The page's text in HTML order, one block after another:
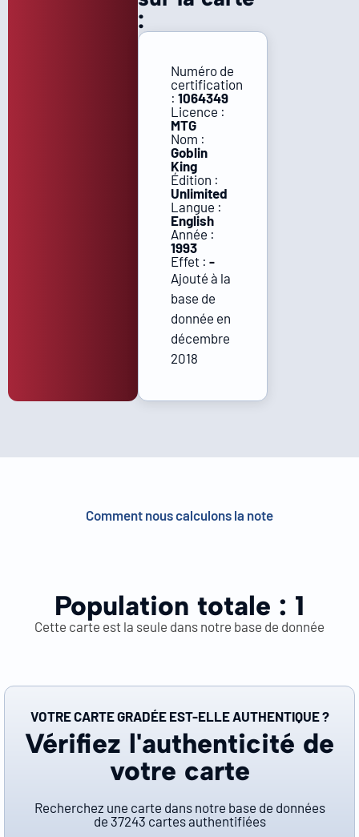
:
Numéro de
certification
: 1064349
Licence :
MTG
Nom :
Goblin
King
Édition :
Unlimited
Langue :
English
Année :
1993
Effet : -
Ajouté à la
base de
donnée en
décembre
2018
Comment nous calculons la note
Population totale : 1
Cette carte est la seule dans notre base de donnée
VOTRE CARTE GRADÉE EST-ELLE AUTHENTIQUE ?
Vérifiez l'authenticité de
votre carte
Recherchez une carte dans notre base de données
de 37243 cartes authentifiées